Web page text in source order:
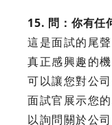
15. 問：你有任
這是面試的尾
真正感興趣的
可以讓您對公
面試官展示您
以詢問關於公